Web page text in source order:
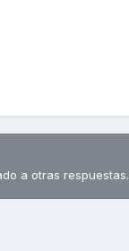
a otras respuestas.